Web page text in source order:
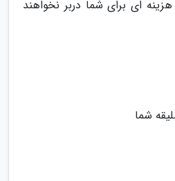
ای برای شما دربر نخواهند
شما